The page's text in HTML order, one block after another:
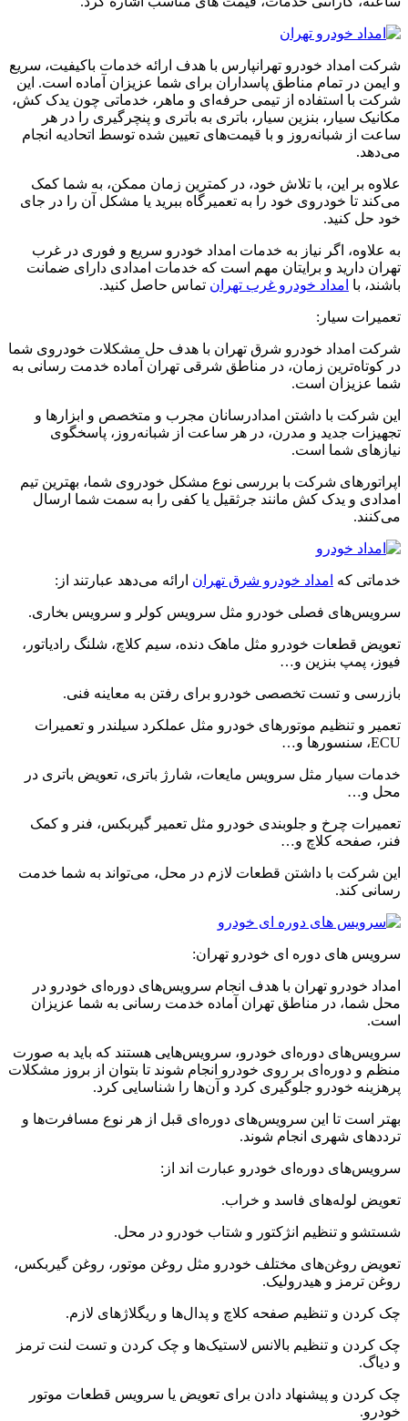
شرکت امداد خودرو تهرانپارس با هدف ارائه خدمات باکیفیت، سریع
و ایمن در تمام مناطق پاسداران برای شما عزیزان آماده است. این
شرکت با استفاده از تیمی حرفه‌ای و ماهر، خدماتی چون یدک کش،
مکانیک سیار، بنزین سیار، باتری به باتری و پنچرگیری را در هر
ساعت از شبانه‌روز و با قیمت‌های تعیین شده توسط اتحادیه انجام
می‌دهد.
علاوه بر این، با تلاش خود، در کمترین زمان ممکن، به شما کمک
می‌کند تا خودروی خود را به تعمیرگاه ببرید یا مشکل آن را در جای
خود حل کنید.
به علاوه، اگر نیاز به خدمات امداد خودرو سریع و فوری در غرب
تهران دارید و برایتان مهم است که خدمات امدادی دارای ضمانت
باشند، با امداد خودرو غرب تهران تماس حاصل کنید.
تعمیرات سیار:
شرکت امداد خودرو شرق تهران با هدف حل مشکلات خودروی شما
در کوتاه‌ترین زمان، در مناطق شرقی تهران آماده خدمت رسانی به
شما عزیزان است.
این شرکت با داشتن امدادرسانان مجرب و متخصص و ابزارها و
تجهیزات جدید و مدرن، در هر ساعت از شبانه‌روز، پاسخگوی
نیازهای شما است.
اپراتورهای شرکت با بررسی نوع مشکل خودروی شما، بهترین تیم
امدادی و یدک کش مانند جرثقیل یا کفی را به سمت شما ارسال
می‌کنند.
خدماتی که امداد خودرو شرق تهران ارائه می‌دهد عبارتند از:
سرویس‌های فصلی خودرو مثل سرویس کولر و سرویس بخاری.
تعویض قطعات خودرو مثل ماهک دنده، سیم کلاچ، شلنگ رادیاتور،
فیوز، پمپ بنزین و…
بازرسی و تست تخصصی خودرو برای رفتن به معاینه فنی.
تعمیر و تنظیم موتورهای خودرو مثل عملکرد سیلندر و تعمیرات
ECU، سنسورها و…
خدمات سیار مثل سرویس مایعات، شارژ باتری، تعویض باتری در
محل و…
تعمیرات چرخ و جلوبندی خودرو مثل تعمیر گیربکس، فنر و کمک
فنر، صفحه کلاچ و…
این شرکت با داشتن قطعات لازم در محل، می‌تواند به شما خدمت
رسانی کند.
سرویس های دوره ای خودرو تهران:
امداد خودرو تهران با هدف انجام سرویس‌های دوره‌ای خودرو در
محل شما، در مناطق تهران آماده خدمت رسانی به شما عزیزان
است.
سرویس‌های دوره‌ای خودرو، سرویس‌هایی هستند که باید به صورت
منظم و دوره‌ای بر روی خودرو انجام شوند تا بتوان از بروز مشکلات
پرهزینه خودرو جلوگیری کرد و آن‌ها را شناسایی کرد.
بهتر است تا این سرویس‌های دوره‌ای قبل از هر نوع مسافرت‌ها و
ترددهای شهری انجام شوند.
سرویس‌های دوره‌ای خودرو عبارت اند از:
تعویض لوله‌های فاسد و خراب.
شستشو و تنظیم انژکتور و شتاب خودرو در محل.
تعویض روغن‌های مختلف خودرو مثل روغن موتور، روغن گیربکس،
روغن ترمز و هیدرولیک.
چک کردن و تنظیم صفحه کلاچ و پدال‌ها و ریگلاژهای لازم.
چک کردن و تنظیم بالانس لاستیک‌ها و چک کردن و تست لنت ترمز
و دیاگ.
چک کردن و پیشنهاد دادن برای تعویض یا سرویس قطعات موتور
خودرو.